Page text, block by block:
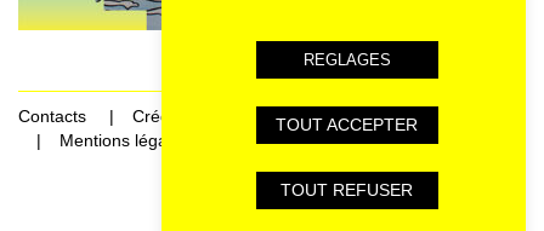
Contacts
Crédits
Mentions légales et données personnelles
REGLAGES
TOUT ACCEPTER
TOUT REFUSER